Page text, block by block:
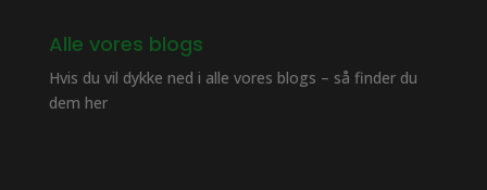
Alle vores blogs
Hvis du vil dykke ned i alle vores blogs – så finder du
dem her